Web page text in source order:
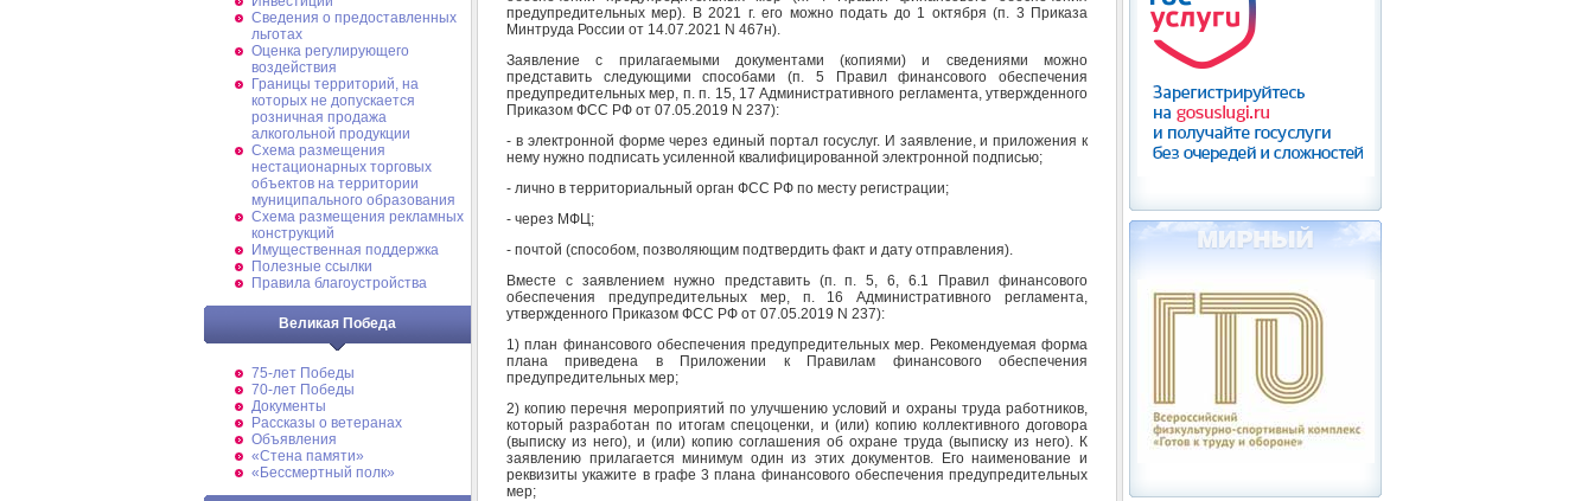
Сведения о предоставленных
льготах
Оценка регулирующего
воздействия
Границы территорий, на
которых не допускается
розничная продажа
алкогольной продукции
Схема размещения
нестационарных торговых
объектов на территории
муниципального образования
Схема размещения рекламных
конструкций
Имущественная поддержка
Полезные ссылки
Правила благоустройства
Великая Победа
75-лет Победы
70-лет Победы
Документы
Рассказы о ветеранах
Объявления
«Стена памяти»
«Бессмертный полк»
предупредительных мер). В 2021 г. его можно подать до 1 октября (п. 3 Приказа
Минтруда России от 14.07.2021 N 467н).
Заявление с прилагаемыми документами (копиями) и сведениями можно
представить следующими способами (п. 5 Правил финансового обеспечения
предупредительных мер, п. п. 15, 17 Административного регламента, утвержденного
Приказом ФСС РФ от 07.05.2019 N 237):
- в электронной форме через единый портал госуслуг. И заявление, и приложения к
нему нужно подписать усиленной квалифицированной электронной подписью;
- лично в территориальный орган ФСС РФ по месту регистрации;
- через МФЦ;
- почтой (способом, позволяющим подтвердить факт и дату отправления).
Вместе с заявлением нужно представить (п. п. 5, 6, 6.1 Правил финансового
обеспечения предупредительных мер, п. 16 Административного регламента,
утвержденного Приказом ФСС РФ от 07.05.2019 N 237):
1) план финансового обеспечения предупредительных мер. Рекомендуемая форма
плана приведена в Приложении к Правилам финансового обеспечения
предупредительных мер;
2) копию перечня мероприятий по улучшению условий и охраны труда работников,
который разработан по итогам спецоценки, и (или) копию коллективного договора
(выписку из него), и (или) копию соглашения об охране труда (выписку из него). К
заявлению прилагается минимум один из этих документов. Его наименование и
реквизиты укажите в графе 3 плана финансового обеспечения предупредительных
мер;